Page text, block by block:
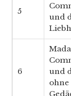
5
und
6
und
ohne